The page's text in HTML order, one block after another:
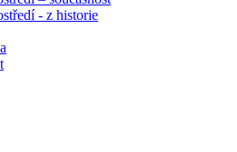
​- z historie